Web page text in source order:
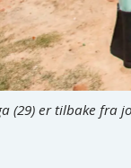
(29) er tilbake fra